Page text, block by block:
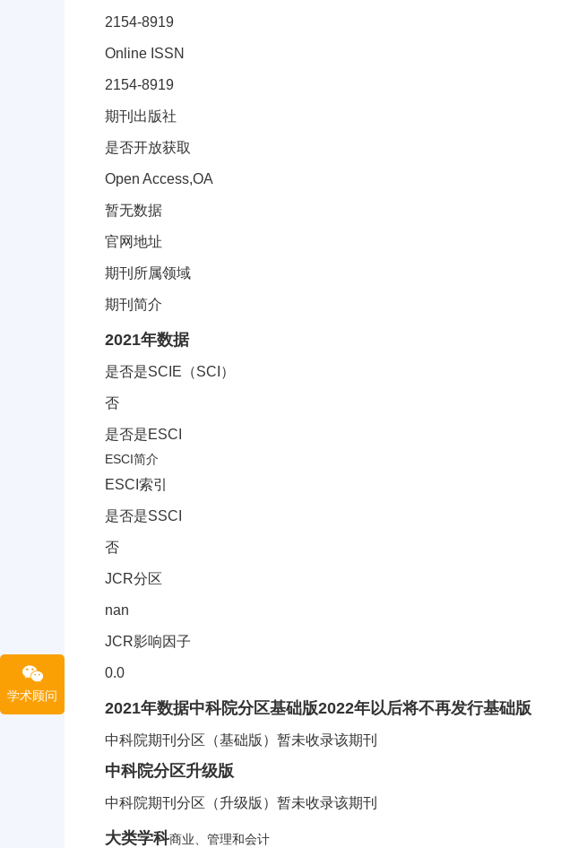
2154-8919
Online ISSN
2154-8919
期刊出版社
是否开放获取
Open Access,OA
暂无数据
官网地址
期刊所属领域
期刊简介
JCR分区索引信息
2021年数据
是否是SCIE（SCI）
否
是否是ESCI
ESCI简介
ESCI索引
是否是SSCI
否
JCR分区
nan
JCR影响因子
0.0
中科院分区信息
2021年数据中科院分区基础版2022年以后将不再发行基础版
中科院期刊分区（基础版）暂未收录该期刊
中科院分区升级版
中科院期刊分区（升级版）暂未收录该期刊
CiteScore分区信息
大类学科商业、管理和会计
学术顾问